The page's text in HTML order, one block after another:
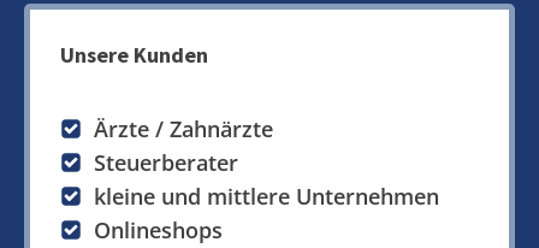
Unsere Kunden
Ärzte / Zahnärzte
Steuerberater
kleine und mittlere Unternehmen
Onlineshops